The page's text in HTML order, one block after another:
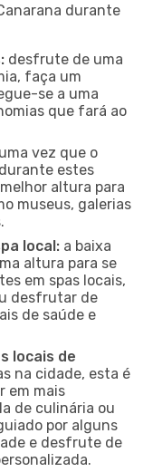
durante
desfrute de uma
faça um
se a uma
que fará ao
uma vez que o
estes
altura para
museus, galerias
local: a baixa
altura para se
em spas locais,
desfrutar de
de saúde e
locais de
na cidade, esta é
em mais
de culinária ou
por alguns
e desfrute de